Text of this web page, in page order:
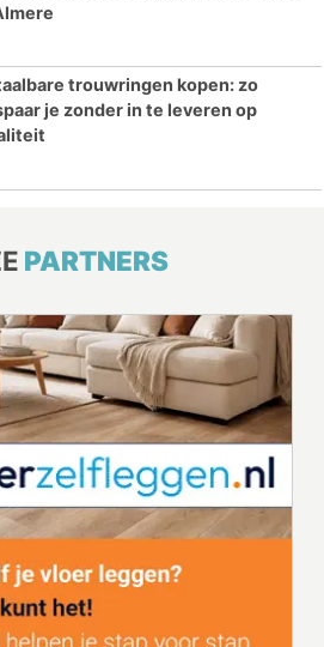
trouwringen kopen: zo
je zonder in te leveren op
PARTNERS